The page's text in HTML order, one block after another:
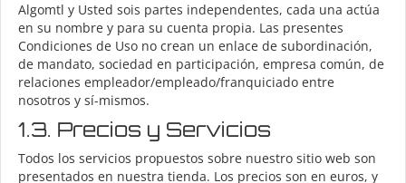
Algomtl y Usted sois partes independentes, cada una actúa
en su nombre y para su cuenta propia. Las presentes
Condiciones de Uso no crean un enlace de subordinación,
de mandato, sociedad en participación, empresa común, de
relaciones empleador/empleado/franquiciado entre
nosotros y sí-mismos.
1.3. Precios y Servicios
Todos los servicios propuestos sobre nuestro sitio web son
presentados en nuestra tienda. Los precios son en euros, y